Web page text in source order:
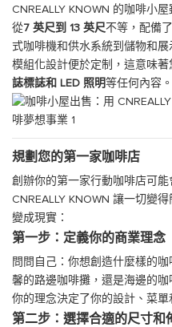
CNREALLY KNOWN 的咖啡小
從7 英尺到 13 英尺不等，配備
式咖啡機和供水系統到儲物和展
模組化設計便於定制，這意味著
誌標誌和 LED 照明等任何內容。
規劃您的第一家咖啡店
創辦你的第一家行動咖啡店可
CNREALLY KNOWN 讓一切變
變成現實：
第一步：定義你的商業理念
問問自己：你想創造什麼樣的
馨的路邊咖啡攤，還是海邊的咖
你的理念決定了你的設計、菜單
第二步：選擇合適的尺寸和